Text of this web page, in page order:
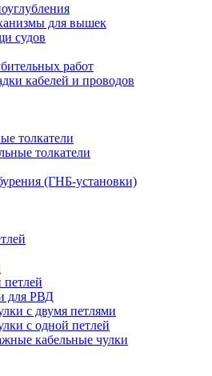
для вышек
судов
работ
кабелей и проводов
толкатели
толкатели
(ГНБ-установки)
для РВД
с двумя петлями
с одной петлей
кабельные чулки